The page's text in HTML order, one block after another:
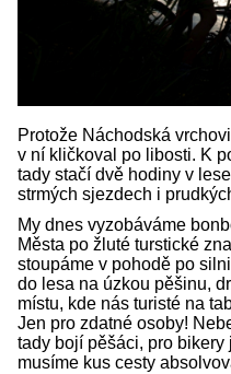
Protože Náchodská
v ní kličkoval po libosti. K
tady stačí dvě hodiny v
strmých sjezdech i
My dnes vyzobáváme
Města po žluté turstické
stoupáme v pohodě po
do lesa na úzkou pěšinu,
místu, kde nás turisté na
Jen pro zdatné osoby!
tady bojí pěšáci, pro
musíme kus cesty